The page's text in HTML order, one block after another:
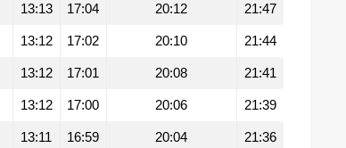
13:13 17:04 20:12 21:47
13:12 17:02 20:10 21:44
13:12 17:01 20:08 21:41
13:12 17:00 20:06 21:39
13:11 16:59 20:04 21:36